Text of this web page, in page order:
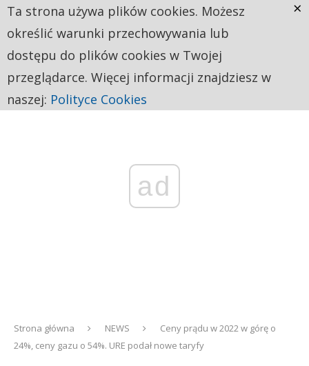
ad
Strona główna NEWS
Ceny prądu w 2022 w górę o
24%, ceny gazu o 54%. URE podał nowe taryfy
Ta strona używa plików cookies. Możesz
określić warunki przechowywania lub
dostępu do plików cookies w Twojej
przeglądarce. Więcej informacji znajdziesz w
naszej: Polityce Cookies
×